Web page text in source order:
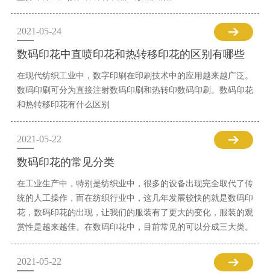
2021-05-24
数码印花中直喷印花和热转移印花的区别有哪些
在现代纺织工业中，数字印刷在印刷技术中的应用越来越广泛。
数码印刷可分为直接注射数码印刷和热转印数码印刷。数码印花
和热转移印花有什么区别
2021-05-22
数码印花的常见分类
在工业生产中，特别是纺织业中，很多的设备出现完全取代了传
统的人工操作，而在纺织行业中，这几年发展较快的就是数码印
花，数码印花的出现，让我们的服装有了更大的变化，服装的观
赏性是越来越佳。在数码印花中，目前常见的可以分成三大类。
2021-05-22